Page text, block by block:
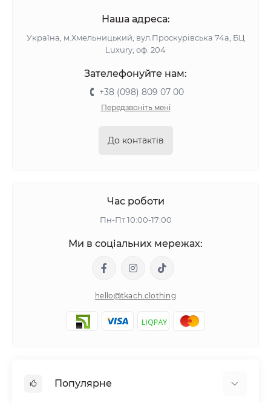
Наша адреса:
Україна, м.Хмельницький, вул.Проскурівська 74а, БЦ
Luxury, оф. 204
Зателефонуйте нам:
+38 (098) 809 07 00
Передзвоніть мені
До контактів
Час роботи
Пн-Пт 10:00-17:00
Ми в соціальних мережах:
hello@tkach.clothing
Популярне